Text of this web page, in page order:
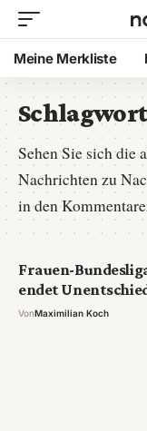
Meine Merkliste
Sehen Sie sich die
Nachrichten zu
in den
Frauen-
endet
VonMaximilian Koch